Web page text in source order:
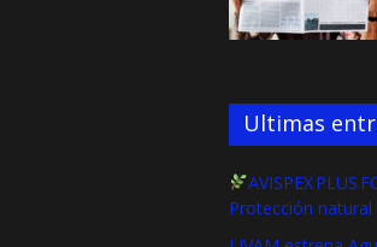
Ultimas
AVISPEX PLUS
Protección